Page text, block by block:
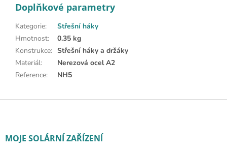
Doplňkové parametry
Kategorie:
Střešní háky
Hmotnost:
0.35 kg
Konstrukce: Střešní háky a držáky
Materiál:
Nerezová ocel A2
Reference: NH5
Zápatí
MOJE SOLÁRNÍ ZAŘÍZENÍ